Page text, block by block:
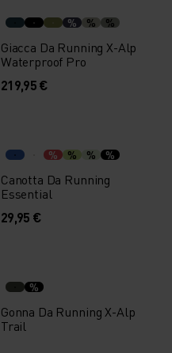
% % %
Giacca Da Running X-Alp
Waterproof Pro
219,95 €
% % % %
Canotta Da Running
Essential
29,95 €
%
Gonna Da Running X-Alp
Trail